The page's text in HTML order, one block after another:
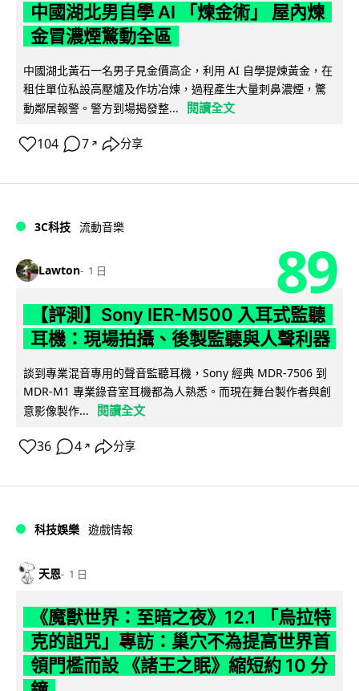
中國湖北男自學 AI 「煉金術」 屋內煉
金冒濃煙驚動全區
中國湖北黃石一名男子見金價高企，利用 AI 自學提煉黃金，在
租住單位私設高壓爐及作坊冶煉，過程產生大量刺鼻濃煙，驚
動鄰居報警。警方到場揭發整...
閱讀全文
104 7 ↗ 分享
3C科技 流動音樂
Lawton 1 日 89
【評測】Sony IER-M500 入耳式監聽
耳機：現場拍攝、後製監聽與人聲利器
談到專業混音專用的聲音監聽耳機，Sony 經典 MDR-7506 到
MDR-M1 專業錄音室耳機都為人熟悉。而現在舞台製作者與創
意影像製作...
閱讀全文
36 4 ↗ 分享
科技娛樂 遊戲情報
天恩 1 日
《魔獸世界：至暗之夜》12.1 「烏拉特
克的詛咒」專訪：巢穴不為提高世界首
領門檻而設 《諸王之眠》縮短約 10 分